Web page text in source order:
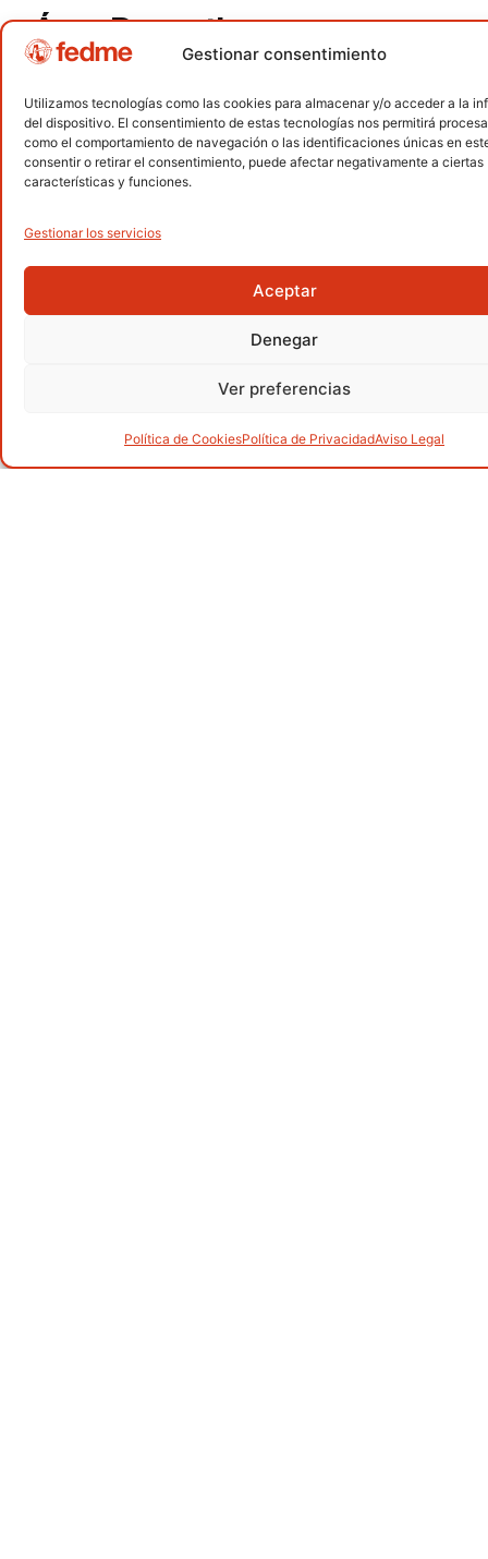
Gestionar consentimiento
Utilizamos tecnologías como las cookies para almacenar y/o acceder a la
del dispositivo. El consentimiento de estas tecnologías nos permitirá
como el comportamiento de navegación o las identificaciones únicas en
consentir o retirar el consentimiento, puede afectar negativamente a ciertas
características y funciones.
Gestionar los servicios
Aceptar
Denegar
Ver preferencias
Política de CookiesPolítica de PrivacidadAviso Legal
Área Deportiva
Senderismo
.
Barranquismo
.